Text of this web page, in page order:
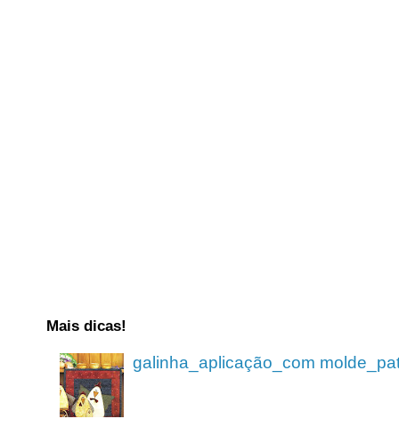
Mais dicas!
galinha_aplicação_com